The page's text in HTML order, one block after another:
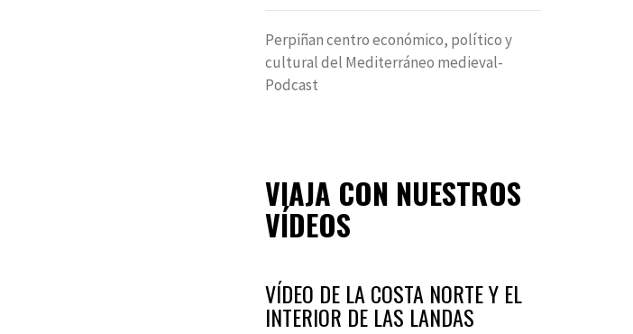
Perpiñan centro económico, político y
cultural del Mediterráneo medieval-
Podcast
VIAJA CON NUESTROS
VÍDEOS
VÍDEO DE LA COSTA NORTE Y EL
INTERIOR DE LAS LANDAS